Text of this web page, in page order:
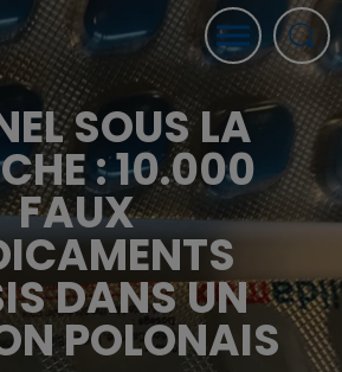
SOUS LA
: 10.000
FAUX
DANS UN
POLONAIS